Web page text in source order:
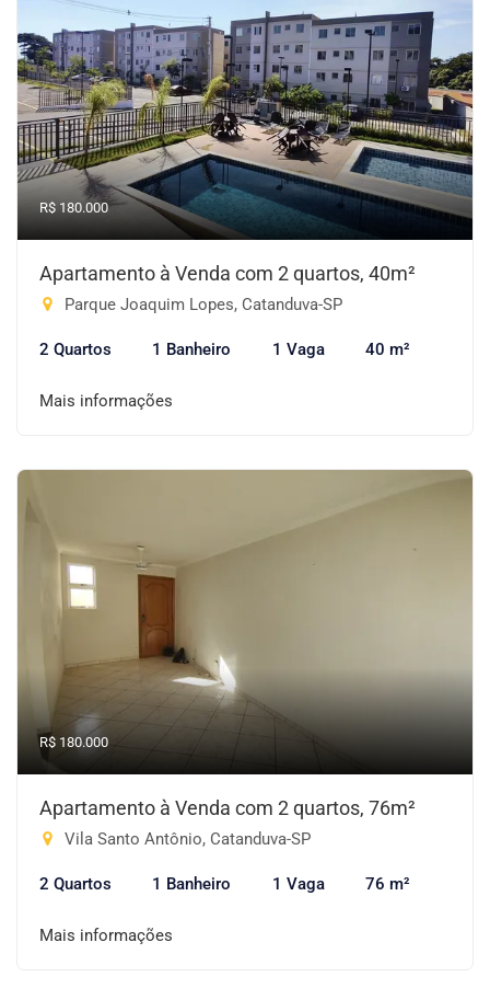
R$ 180.000
Apartamento à Venda com 2 quartos, 40m²
Parque Joaquim Lopes, Catanduva-SP
2 Quartos 1 Banheiro 1 Vaga 40 m²
Mais informações
R$ 180.000
Apartamento à Venda com 2 quartos, 76m²
Vila Santo Antônio, Catanduva-SP
2 Quartos 1 Banheiro 1 Vaga 76 m²
Mais informações